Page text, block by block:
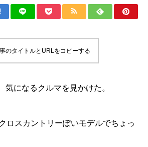
のタイトルとURLをコピーする
気になるクルマを見かけた。
ロスカントリーぽいモデルでちょっ